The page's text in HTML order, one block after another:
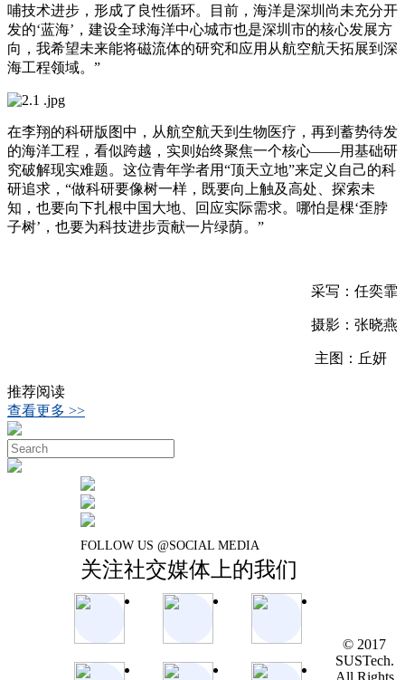
哺技术进步，形成了良性循环。目前，海洋是深圳尚未充分开
发的‘蓝海’，建设全球海洋中心城市也是深圳市的核心发展方
向，我希望未来能将磁流体的研究和应用从航空航天拓展到深
海工程领域。”
在李翔的科研版图中，从航空航天到生物医疗，再到蓄势待发
的海洋工程，看似跨越，实则始终聚焦一个核心——用基础研
究破解现实难题。这位青年学者用“顶天立地”来定义自己的科
研追求，“做科研要像树一样，既要向上触及高处、探索未
知，也要向下扎根中国大地、回应实际需求。哪怕是棵‘歪脖
子树’，也要为科技进步贡献一片绿荫。”
采写：任奕霏
摄影：张晓燕
主图：丘妍
推荐阅读
查看更多 >>
FOLLOW US @SOCIAL MEDIA
关注社交媒体上的我们
© 2017
SUSTech.
All Rights